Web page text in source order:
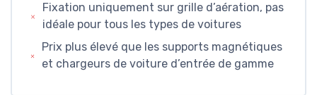
Fixation uniquement sur grille d’aération, pas
idéale pour tous les types de voitures
Prix plus élevé que les supports magnétiques
et chargeurs de voiture d’entrée de gamme